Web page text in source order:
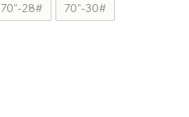
70"-28# 70"-30#